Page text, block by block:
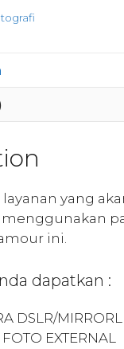
yang
ini.
dapatkan :
DSLR/
FOTO EXTERNAL